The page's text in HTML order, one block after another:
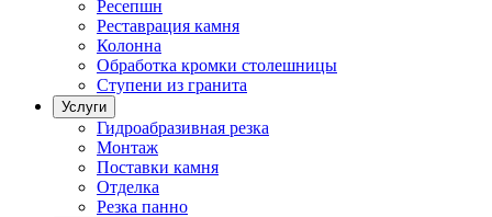
Ресепшн
Реставрация камня
Колонна
Обработка кромки столешницы
Ступени из гранита
Услуги
Гидроабразивная резка
Монтаж
Поставки камня
Отделка
Резка панно